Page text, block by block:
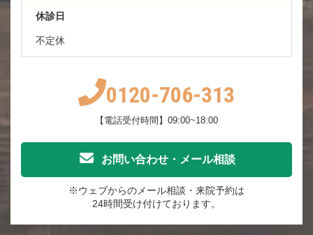
休診日
不定休
0120-706-313
【電話受付時間】09:00~18:00
お問い合わせ・メール相談
※ウェブからのメール相談・来院予約は
24時間受け付けております。